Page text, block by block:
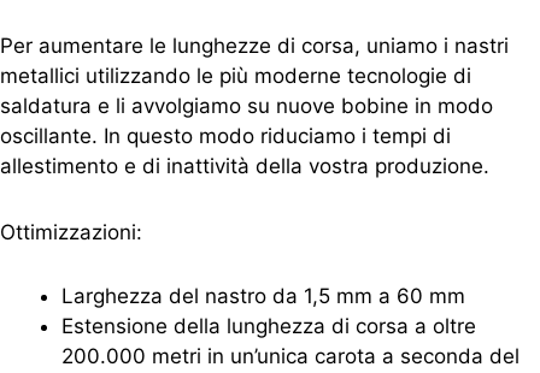
Per aumentare le lunghezze di corsa, uniamo i nastri
metallici utilizzando le più moderne tecnologie di
saldatura e li avvolgiamo su nuove bobine in modo
oscillante. In questo modo riduciamo i tempi di
allestimento e di inattività della vostra produzione.
Ottimizzazioni:
Larghezza del nastro da 1,5 mm a 60 mm
Estensione della lunghezza di corsa a oltre
200.000 metri in un’unica carota a seconda del